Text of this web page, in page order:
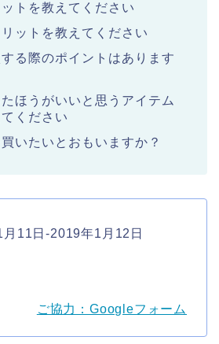
トを教えてください
ットを教えてください
る際のポイントはあります
ほうがいいと思うアイテム
ください
いたいとおもいますか？
11日-2019年1月12日
ご協力：Googleフォーム